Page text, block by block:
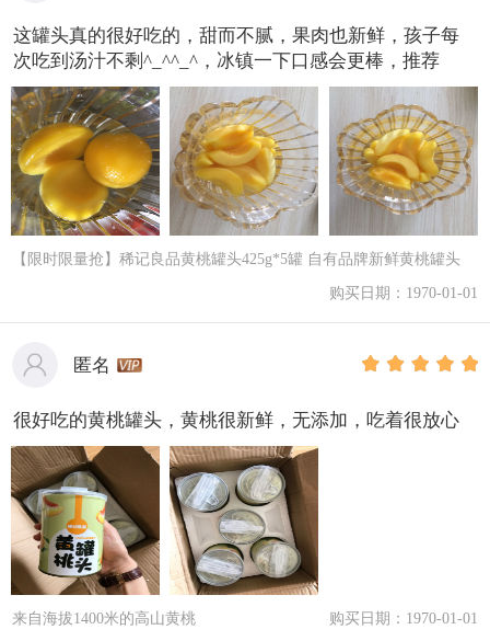
这罐头真的很好吃的，甜而不腻，果肉也新鲜，孩子每
次吃到汤汁不剩^_^^_^，冰镇一下口感会更棒，推荐
【限时限量抢】稀记良品黄桃罐头425g*5罐 自有品牌新鲜黄桃罐头
购买日期：1970-01-01
匿名
很好吃的黄桃罐头，黄桃很新鲜，无添加，吃着很放心
来自海拔1400米的高山黄桃 购买日期：1970-01-01